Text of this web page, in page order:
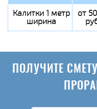
Калитки 1 метр
ширина
от
ПОЛУЧИТЕ